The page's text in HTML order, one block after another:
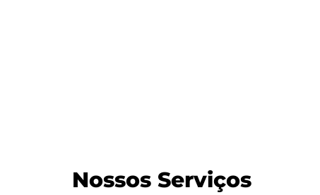
Nossos Serviços